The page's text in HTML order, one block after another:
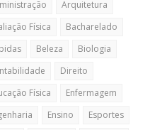
Arquitetura
Física
Bacharelado
Beleza
Biologia
Direito
Física
Enfermagem
Ensino
Esportes